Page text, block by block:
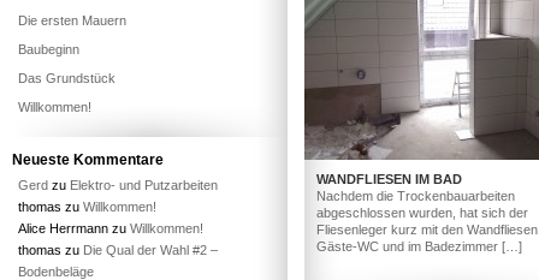
WANDFLIESEN IM BAD
Nachdem die Trockenbauarbeiten
abgeschlossen wurden, hat sich der
Fliesenleger kurz mit den
Gäste-WC und im Badezimmer […]
Die ersten Mauern
Baubeginn
Das Grundstück
Willkommen!
Neueste Kommentare
Gerd zu Elektro- und Putzarbeiten
thomas zu Willkommen!
Alice Herrmann zu Willkommen!
thomas zu Die Qual der Wahl #2 –
Bodenbeläge